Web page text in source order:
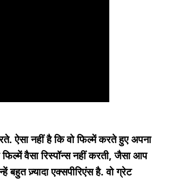
ऐसा नहीं है कि वो फिल्में करते हुए अपना
वैसा रिस्पॉन्स नहीं करती, जैसा आप
ज़्यादा एक्सपीरिएंस है. वो ग्रेट